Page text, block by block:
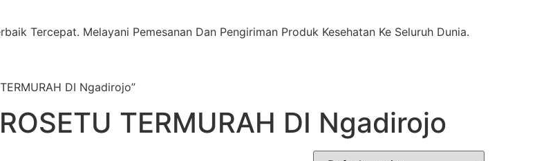
Tercepat. Melayani Pemesanan Dan Pengiriman Produk Kesehatan Ke Seluruh Dunia.
DI Ngadirojo”
TERMURAH DI Ngadirojo